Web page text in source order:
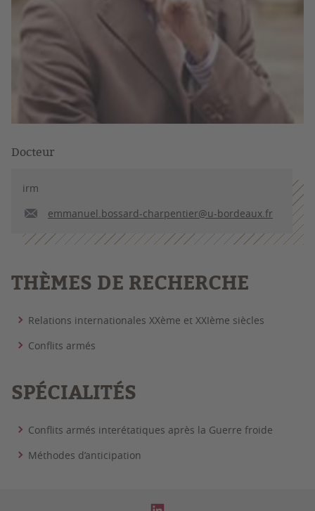
Docteur
irm
emmanuel.bossard-charpentier@u-bordeaux.fr
THÈMES DE RECHERCHE
Relations internationales XXème et XXIème siècles
Conflits armés
SPÉCIALITÉS
Conflits armés interétatiques après la Guerre froide
Méthodes d’anticipation